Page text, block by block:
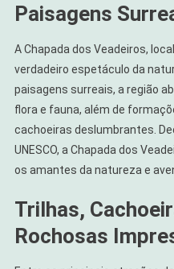
Paisagens
A Chapada dos Veadeiros,
verdadeiro espetáculo da
paisagens surreais, a região
flora e fauna, além de
cachoeiras deslumbrantes.
UNESCO, a Chapada dos
os amantes da natureza e
Trilhas,
Rochosas